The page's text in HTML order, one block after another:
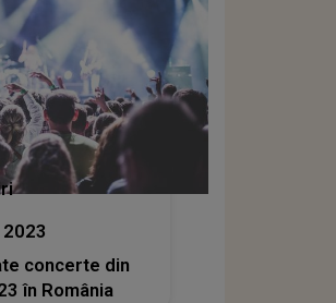
concerte din
în România